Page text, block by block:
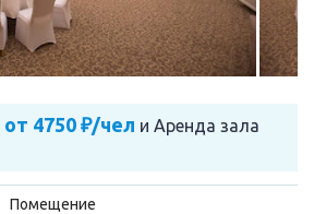
от 4750 ₽/чел и Аренда зала
Помещение